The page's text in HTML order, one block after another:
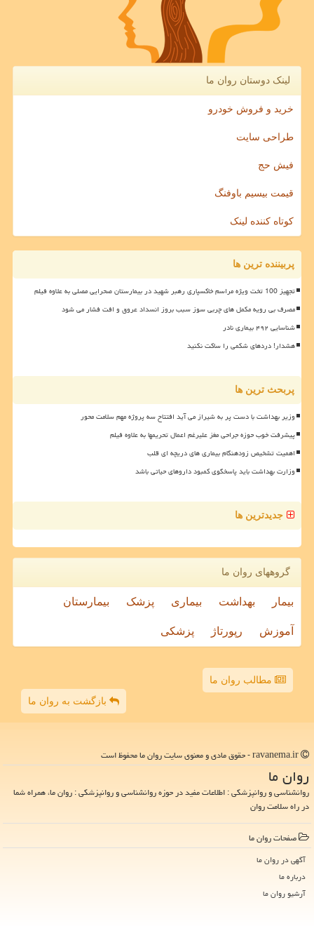
لینک دوستان روان ما
خرید و فروش خودرو
طراحی سایت
فیش حج
قیمت بیسیم باوفنگ
کوتاه کننده لینک
پربیننده ترین ها
تجهیز 100 تخت ویژه مراسم خاکسپاری رهبر شهید در بیمارستان صحرایی مصلی به علاوه فیلم
مصرف بی رویه مکمل های چربی سوز سبب بروز انسداد عروق و افت فشار می شود
شناسایی ۴۹۲ بیماری نادر
هشدار! دردهای شکمی را ساکت نکنید
پربحث ترین ها
وزیر بهداشت با دست پر به شیراز می آید افتتاح سه پروژه مهم سلامت محور
پیشرفت خوب حوزه جراحی مغز علیرغم اعمال تحریمها به علاوه فیلم
اهمیت تشخیص زودهنگام بیماری های دریچه ای قلب
وزارت بهداشت باید پاسخگوی کمبود داروهای حیاتی باشد
جدیدترین ها
گروههای روان ما
بیمار بهداشت بیماری پزشک بیمارستان
آموزش رپورتاژ پزشکی
مطالب روان ما
بازگشت به روان ما
روان ما
روانشناسی و روانپزشکی : اطلاعات مفید در حوزه روانشناسی و روانپزشکی : روان ما، همراه شما
در راه سلامت روان
صفحات روان ما
آگهی در روان ما
درباره ما
آرشیو روان ما